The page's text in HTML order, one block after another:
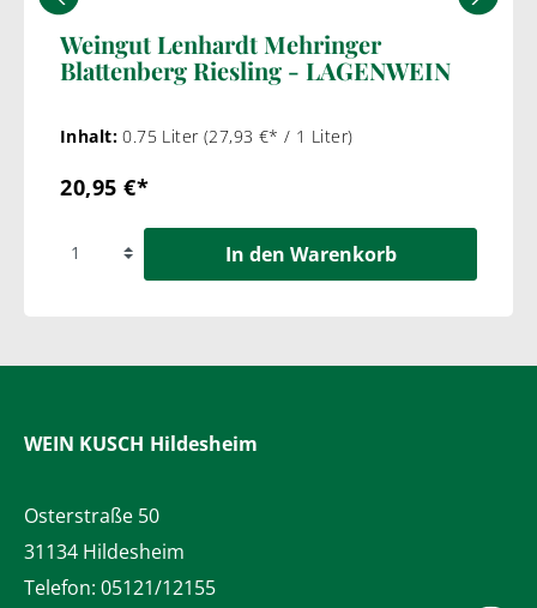
Weingut Lenhardt Mehringer
Blattenberg Riesling - LAGENWEIN
Inhalt:0.75 Liter (27,93 €* / 1 Liter)
20,95 €*
In den Warenkorb
WEIN KUSCH Hildesheim
Osterstraße 50
31134 Hildesheim
Telefon: 05121/12155